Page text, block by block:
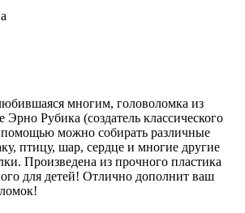
многим, головоломка из
Эрно Рубика (создатель классического
помощью можно собирать различные
птицу, шар, сердце и многие другие
Произведена из прочного пластика
для детей! Отлично дополнит ваш